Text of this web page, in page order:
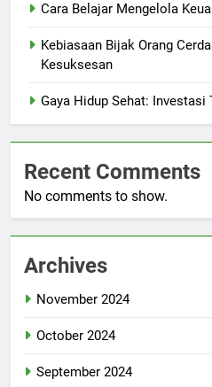
Cara Belajar Mengelola
Kebiasaan Bijak Orang
Kesuksesan
Gaya Hidup Sehat:
Recent Comments
No comments to show.
Archives
November 2024
October 2024
September 2024